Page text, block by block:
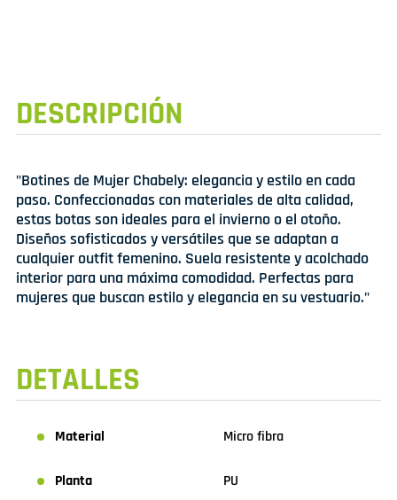
DESCRIPCIÓN
"Botines de Mujer Chabely: elegancia y estilo en cada
paso. Confeccionadas con materiales de alta calidad,
estas botas son ideales para el invierno o el otoño.
Diseños sofisticados y versátiles que se adaptan a
cualquier outfit femenino. Suela resistente y acolchado
interior para una máxima comodidad. Perfectas para
mujeres que buscan estilo y elegancia en su vestuario."
DETALLES
Material Micro fibra
Planta PU